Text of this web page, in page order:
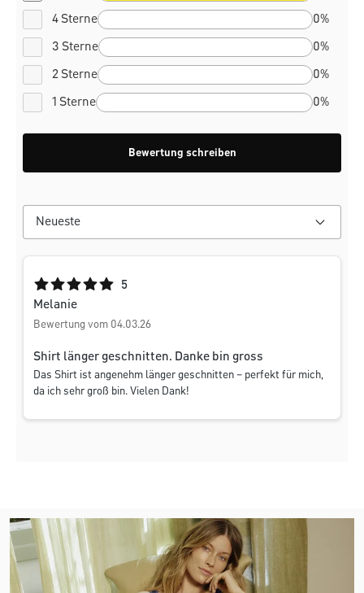
4 Sterne 0%
3 Sterne 0%
2 Sterne 0%
1 Sterne 0%
Bewertung schreiben
Durchschnittliche Bewertung von 5 von 5 Sternen
5
Melanie
Bewertung vom 04.03.26
Shirt länger geschnitten. Danke bin gross
Das Shirt ist angenehm länger geschnitten – perfekt für mich,
da ich sehr groß bin. Vielen Dank!